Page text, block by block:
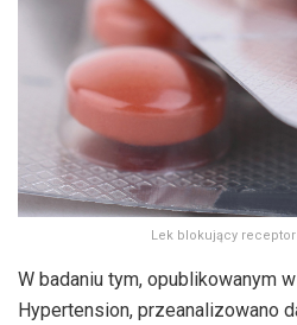
Lek blokujący
W badaniu tym, opublikowanym
Hypertension, przeanalizowano